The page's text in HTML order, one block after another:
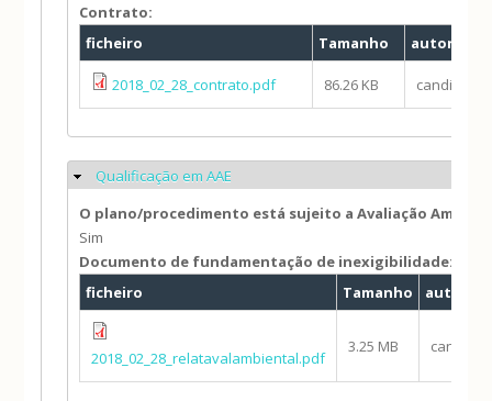
Contrato:
ficheiro
Tamanho autor
2018_02_28_contrato.pdf 86.26 KB
Ocultar
Qualificação em AAE
O plano/procedimento está sujeito a Avaliação
Sim
Documento de fundamentação de inexigibilidade:
ficheiro
Tamanho autor
2018_02_28_relatavalambiental.pdf
3.25 MB